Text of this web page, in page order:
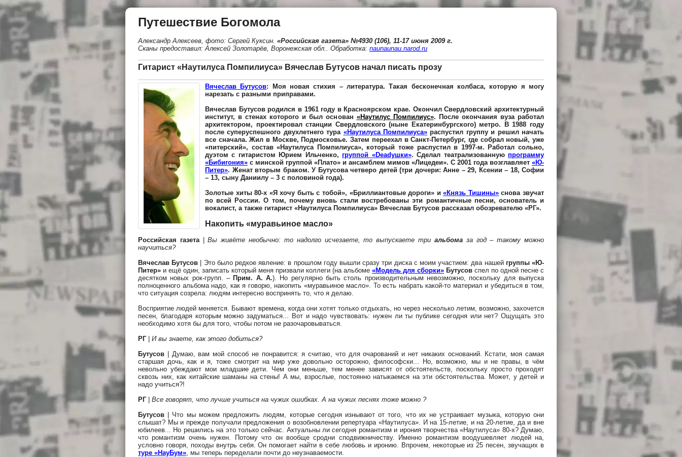
Путешествие Богомола
Александр Алексеев, фото: Сергей Куксин. «Российская газета» №4930 (106), 11-17 июня 2009 г.
Сканы предоставил: Алексей Золотарёв, Воронежская обл.. Обработка: naunaunau.narod.ru
Гитарист «Наутилуса Помпилиуса» Вячеслав Бутусов начал писать прозу
Вячеслав Бутусов: Моя новая стихия – литература. Такая бесконечная колбаса, которую я могу
нарезать с разными приправами.
Вячеслав Бутусов родился в 1961 году в Красноярском крае. Окончил Свердловский архитектурный
институт, в стенах которого и был основан «Наутилус Помпилиус». После окончания вуза работал
архитектором, проектировал станции Свердловского (ныне Екатеринбургского) метро. В 1988 году
после суперуспешного двухлетнего тура «Наутилуса Помпилиуса» распустил группу и решил начать
все сначала. Жил в Москве, Подмосковье. Затем переехал в Санкт-Петербург, где собрал новый, уже
«питерский», состав «Наутилуса Помпилиуса», который тоже распустил в 1997-м. Работал сольно,
дуэтом с гитаристом Юрием Ильченко,группой «Deadyшки». Сделал театрализованнуюпрограмму
«Бибигония» с минской группой «Плато» и ансамблем мимов «Лицедеи». С 2001 года возглавляет «Ю-
Питер». Женат вторым браком. У Бутусова четверо детей (три дочери: Анне – 29, Ксении – 18, Софии
– 13, сыну Даниилу – 3 с половиной года).
Золотые хиты 80-х «Я хочу быть с тобой», «Бриллиантовые дороги» и«Князь Тишины»снова звучат
по всей России. О том, почему вновь стали востребованы эти романтичные песни, основатель и
вокалист, а также гитарист «Наутилуса Помпилиуса» Вячеслав Бутусов рассказал обозревателю «РГ».
Накопить «муравьиное масло»
Российская газета |Вы живёте необычно: то надолго исчезаете, то выпускаете три альбомаза год – такому можно
научиться?
Вячеслав Бутусов
| Это было редкое явление: в прошлом году вышли сразу три диска с моим участием: два нашей группы «Ю-
Питер» и ещё один, записать который меня призвали коллеги (на альбоме «Модель для сборки» Бутусов спел по одной песне с
десятком новых рок-групп. – Прим. А. А.). Но регулярно быть столь производительным невозможно, поскольку для выпуска
полноценного альбома надо, как я говорю, накопить «муравьиное масло». То есть набрать какой-то материал и убедиться в том,
что ситуация созрела: людям интересно воспринять то, что я делаю.
Восприятие людей меняется. Бывают времена, когда они хотят только отдыхать, но через несколько летим, возможно, захочется
песен, благодаря которым можно задуматься... Вот и надо чувствовать: нужен ли ты публике сегодня или нет? Ощущать это
необходимо хотя бы для того, чтобы потом не разочаровываться.
РГ| И вы знаете, как этого добиться?
Бутусов
| Думаю, вам мой способ не понравится: я считаю, что для очарований и нет никаких оснований. Кстати, моя самая
старшая дочь, как и я, тоже смотрит на мир уже довольно осторожно, философски... Но, возможно, мы и не правы, в чём
невольно убеждают мои младшие дети. Чем они меньше, тем менее зависят от обстоятельств, поскольку просто проходят
сквозь них, как китайские шаманы на стены! А мы, взрослые, постоянно натыкаемся на эти обстоятельства. Может, у детей и
надо учиться?!
РГ| Все говорят, что лучше учиться на чужих ошибках. А на чужих песнях тоже можно ?
Бутусов
| Что мы можем предложить людям, которые сегодня изнывают от того, что их не устраивает музыка, которую они
слышат? Мы и прежде получали предложения о возобновлении репертуара «Наутилуса». И на 15-летие, и на 20-летие, да и вне
юбилеев... Но решились на это только сейчас. Актуальны ли сегодня романтизм и ирония творчества «Наутилуса» 80-х? Думаю,
что романтизм очень нужен. Потому что он вообще сродни сподвижничеству. Именно романтизм воодушевляет людей на,
условно говоря, походы внутрь себя. Он помогает найти в себе любовь и иронию. Впрочем, некоторые из 25 песен, звучащих в
туре «НауБум», мы теперь переделали почти до неузнаваемости.